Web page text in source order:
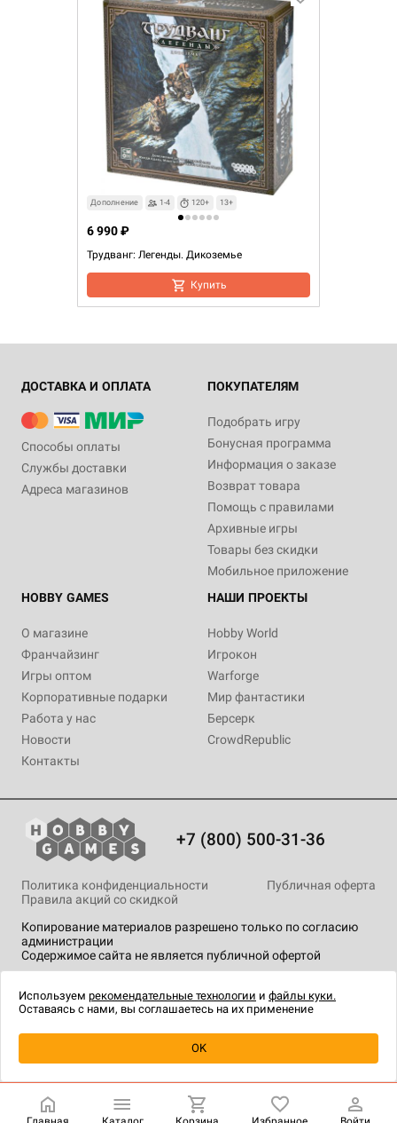
Дополнение 1-4 120+ 13+
Трудванг: Легенды. Дикоземье
6 990 ₽
Купить
ДОСТАВКА И ОПЛАТА
Способы оплаты
Службы доставки
Адреса магазинов
ПОКУПАТЕЛЯМ
Подобрать игру
Бонусная программа
Информация о заказе
Возврат товара
Помощь с правилами
Архивные игры
Товары без скидки
Мобильное приложение
HOBBY GAMES
О магазине
Франчайзинг
Игры оптом
Корпоративные подарки
Работа у нас
Новости
Контакты
НАШИ ПРОЕКТЫ
Hobby World
Игрокон
Warforge
Мир фантастики
Берсерк
CrowdRepublic
+7 (800) 500-31-36
Копирование материалов разрешено только по согласию
администрации
Содержимое сайта не является публичной офертой
Политика конфиденциальности
Публичная оферта
Правила акций со скидкой
технологии.
Используем рекомендательные технологии и файлы куки.
Оставаясь с нами, вы соглашаетесь на их применение
OK